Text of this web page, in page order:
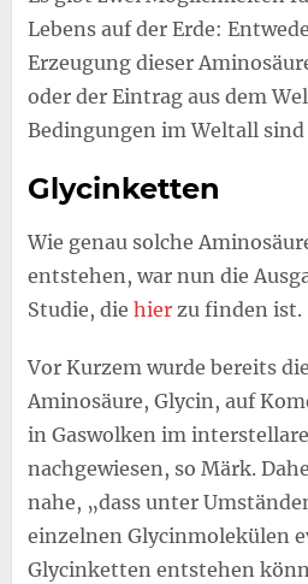
Lebens auf der Erde:
Erzeugung dieser
oder der Eintrag aus dem
Bedingungen im Weltall
Glycinketten
Wie genau solche
entstehen, war nun die
Studie, die hierzu finden ist.
Vor Kurzem wurde bereits
Aminosäure, Glycin, auf
in Gaswolken im
nachgewiesen, so Märk.
nahe, „dass unter
einzelnen Glycinmolekülen
Glycinketten entstehen